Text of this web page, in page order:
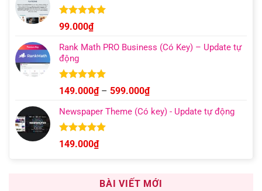
Được xếp
hạng 4.95
5 sao
99.000₫
Rank Math PRO Business (Có Key) – Update tự
động
Được xếp
hạng 5.00
5 sao
149.000₫ – 599.000₫Khoảng
từ
Newspaper Theme (Có key) - Update tự động
Được xếp
hạng 4.92
149.000₫
BÀI VIẾT MỚI